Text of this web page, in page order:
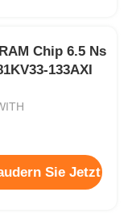
Chip 6.5 Ns
133AXI
Sie Jetzt